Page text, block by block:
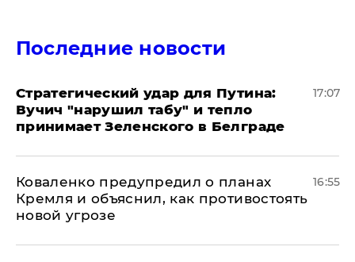
Последние новости
Стратегический удар для Путина:
Вучич "нарушил табу" и тепло
принимает Зеленского в Белграде
17:07
Коваленко предупредил о планах
Кремля и объяснил, как противостоять
новой угрозе
16:55